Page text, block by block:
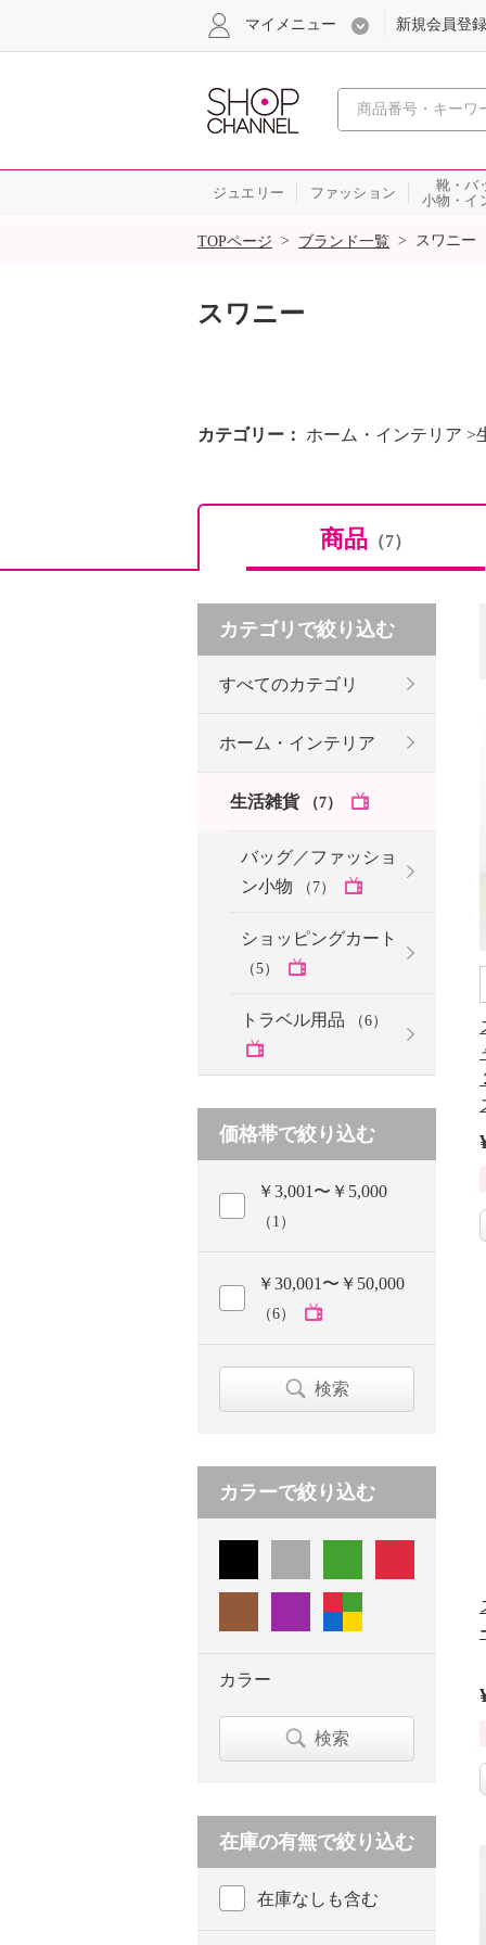
心おどる
マイメニュー 新規会員登録
ジュエリー ファッション
靴・バ
小物・イ
SALE
TOPページ > ブランド一覧 > スワニー
スワニー
カテゴリー ホーム・インテリア >
商品 （7）
カテゴリで絞り込む
すべてのカテゴリ
ホーム・インテリア
生活雑貨 （7）
バッグ／ファッショ
ン小物
（7）
ショッピングカート
（5）
トラベル用品 （6）
価格帯で絞り込む
￥3,001〜￥5,000
（1）
￥30,001〜￥50,000
（6）
検索
カラーで絞り込む
カラー
検索
在庫の有無で絞り込む
在庫なしも含む